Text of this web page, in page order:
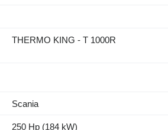
THERMO KING - T 1000R
Scania
250 Hp (184 kW)